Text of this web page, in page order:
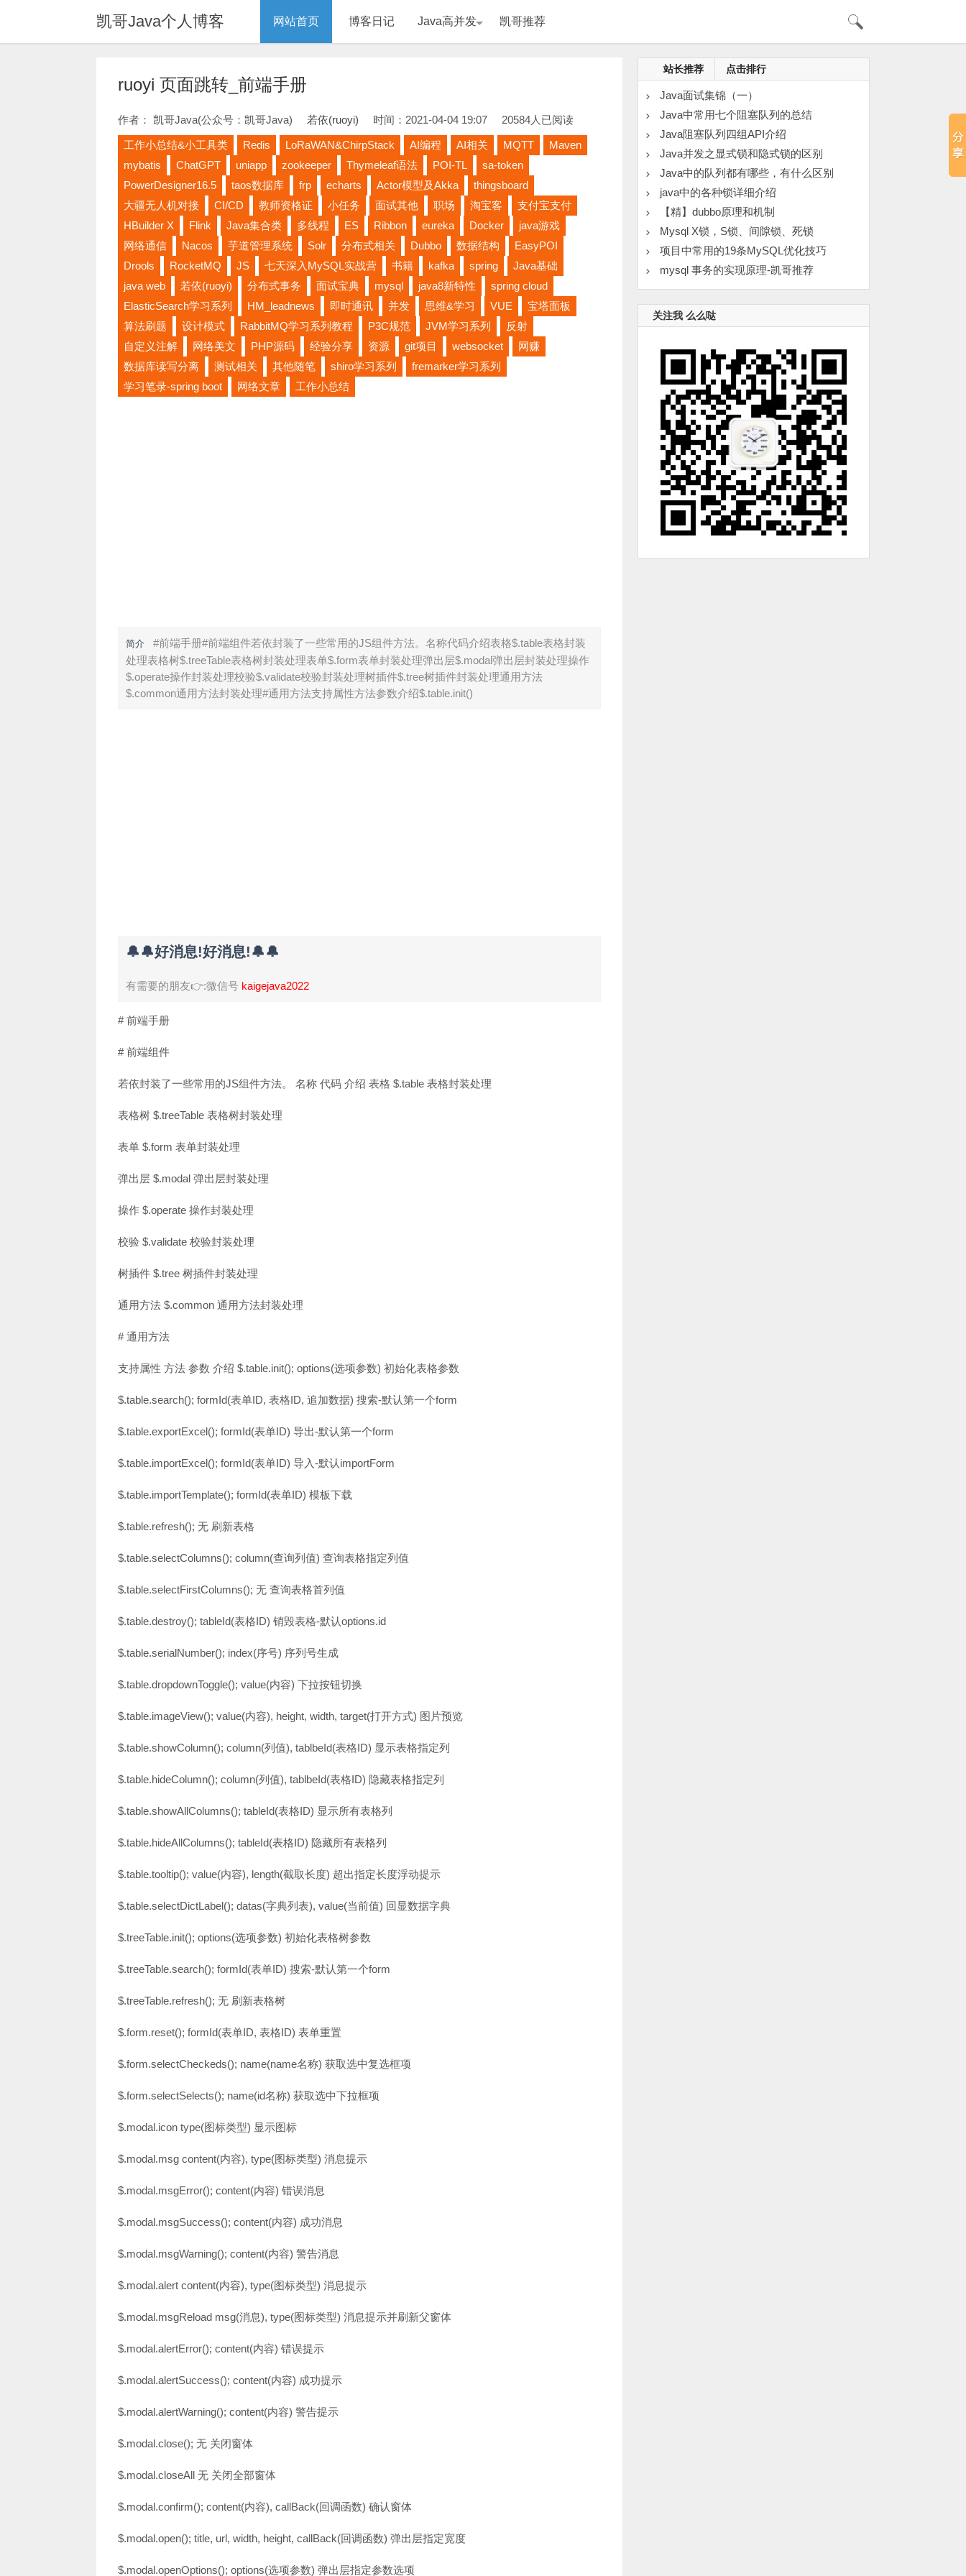
凯哥Java个人博客 网站首页 博客日记 Java高并发 凯哥推荐
ruoyi 页面跳转_前端手册
作者： 凯哥Java(公众号：凯哥Java) 若依(ruoyi) 时间：2021-04-04 19:07 20584人已阅读
工作小总结&小工具类 Redis LoRaWAN&ChirpStack AI编程 AI相关 MQTT
Maven
mybatis
ChatGPT uniapp zookeeper Thymeleaf语法 POI-TL
sa-token
PowerDesigner16.5
taos数据库 frp echarts Actor模型及Akka
thingsboard
大疆无人机对接
CI/CD 教师资格证 小任务 面试其他 职场 淘宝客
支付宝支付
HBuilder X
Flink Java集合类 多线程 ES Ribbon eureka Docker
java游戏
网络通信
Nacos 芋道管理系统 Solr 分布式相关 Dubbo 数据结构
EasyPOI
Drools
RocketMQ JS 七天深入MySQL实战营 书籍 kafka spring
Java基础
java web
若依(ruoyi) 分布式事务 面试宝典 mysql java8新特性
spring cloud
ElasticSearch学习系列
HM_leadnews 即时通讯 并发 思维&学习 VUE
宝塔面板
算法刷题
设计模式 RabbitMQ学习系列教程 P3C规范 JVM学习系列
反射
自定义注解
网络美文 PHP源码 经验分享 资源 git项目 websocket
网赚
数据库读写分离
测试相关 其他随笔 shiro学习系列
fremarker学习系列
学习笔录-spring boot
网络文章 工作小总结
简介
#前端手册#前端组件若依封装了一些常用的JS组件方法。名称代码介绍表格$.table表格封装
处理表格树$.treeTable表格树封装处理表单$.form表单封装处理弹出层$.modal弹出层封装处理操作
$.operate操作封装处理校验$.validate校验封装处理树插件$.tree树插件封装处理通用方法
$.common通用方法封装处理#通用方法支持属性方法参数介绍$.table.init()
🔔🔔好消息!好消息!🔔🔔
有需要的朋友👉:微信号 kaigejava2022
# 前端手册
# 前端组件
若依封装了一些常用的JS组件方法。 名称 代码 介绍 表格 $.table 表格封装处理
表格树 $.treeTable 表格树封装处理
表单 $.form 表单封装处理
弹出层 $.modal 弹出层封装处理
操作 $.operate 操作封装处理
校验 $.validate 校验封装处理
树插件 $.tree 树插件封装处理
通用方法 $.common 通用方法封装处理
# 通用方法
支持属性 方法 参数 介绍 $.table.init(); options(选项参数) 初始化表格参数
$.table.search(); formId(表单ID, 表格ID, 追加数据) 搜索-默认第一个form
$.table.exportExcel(); formId(表单ID) 导出-默认第一个form
$.table.importExcel(); formId(表单ID) 导入-默认importForm
$.table.importTemplate(); formId(表单ID) 模板下载
$.table.refresh(); 无 刷新表格
$.table.selectColumns(); column(查询列值) 查询表格指定列值
$.table.selectFirstColumns(); 无 查询表格首列值
$.table.destroy(); tableId(表格ID) 销毁表格-默认options.id
$.table.serialNumber(); index(序号) 序列号生成
$.table.dropdownToggle(); value(内容) 下拉按钮切换
$.table.imageView(); value(内容), height, width, target(打开方式) 图片预览
$.table.showColumn(); column(列值), tablbeId(表格ID) 显示表格指定列
$.table.hideColumn(); column(列值), tablbeId(表格ID) 隐藏表格指定列
$.table.showAllColumns(); tableId(表格ID) 显示所有表格列
$.table.hideAllColumns(); tableId(表格ID) 隐藏所有表格列
$.table.tooltip(); value(内容), length(截取长度) 超出指定长度浮动提示
$.table.selectDictLabel(); datas(字典列表), value(当前值) 回显数据字典
$.treeTable.init(); options(选项参数) 初始化表格树参数
$.treeTable.search(); formId(表单ID) 搜索-默认第一个form
$.treeTable.refresh(); 无 刷新表格树
$.form.reset(); formId(表单ID, 表格ID) 表单重置
$.form.selectCheckeds(); name(name名称) 获取选中复选框项
$.form.selectSelects(); name(id名称) 获取选中下拉框项
$.modal.icon type(图标类型) 显示图标
$.modal.msg content(内容), type(图标类型) 消息提示
$.modal.msgError(); content(内容) 错误消息
$.modal.msgSuccess(); content(内容) 成功消息
$.modal.msgWarning(); content(内容) 警告消息
$.modal.alert content(内容), type(图标类型) 消息提示
$.modal.msgReload msg(消息), type(图标类型) 消息提示并刷新父窗体
$.modal.alertError(); content(内容) 错误提示
$.modal.alertSuccess(); content(内容) 成功提示
$.modal.alertWarning(); content(内容) 警告提示
$.modal.close(); 无 关闭窗体
$.modal.closeAll 无 关闭全部窗体
$.modal.confirm(); content(内容), callBack(回调函数) 确认窗体
$.modal.open(); title, url, width, height, callBack(回调函数) 弹出层指定宽度
$.modal.openOptions(); options(选项参数) 弹出层指定参数选项
站长推荐 点击排行
Java面试集锦（一）
Java中常用七个阻塞队列的总结
Java阻塞队列四组API介绍
Java并发之显式锁和隐式锁的区别
Java中的队列都有哪些，有什么区别
java中的各种锁详细介绍
【精】dubbo原理和机制
Mysql X锁，S锁、间隙锁、死锁
项目中常用的19条MySQL优化技巧
mysql 事务的实现原理-凯哥推荐
关注我 么么哒